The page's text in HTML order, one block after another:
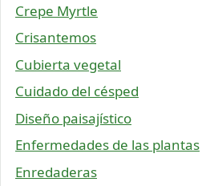
Crepe Myrtle
Crisantemos
Cubierta vegetal
Cuidado del césped
Diseño paisajístico
Enfermedades de las plantas
Enredaderas